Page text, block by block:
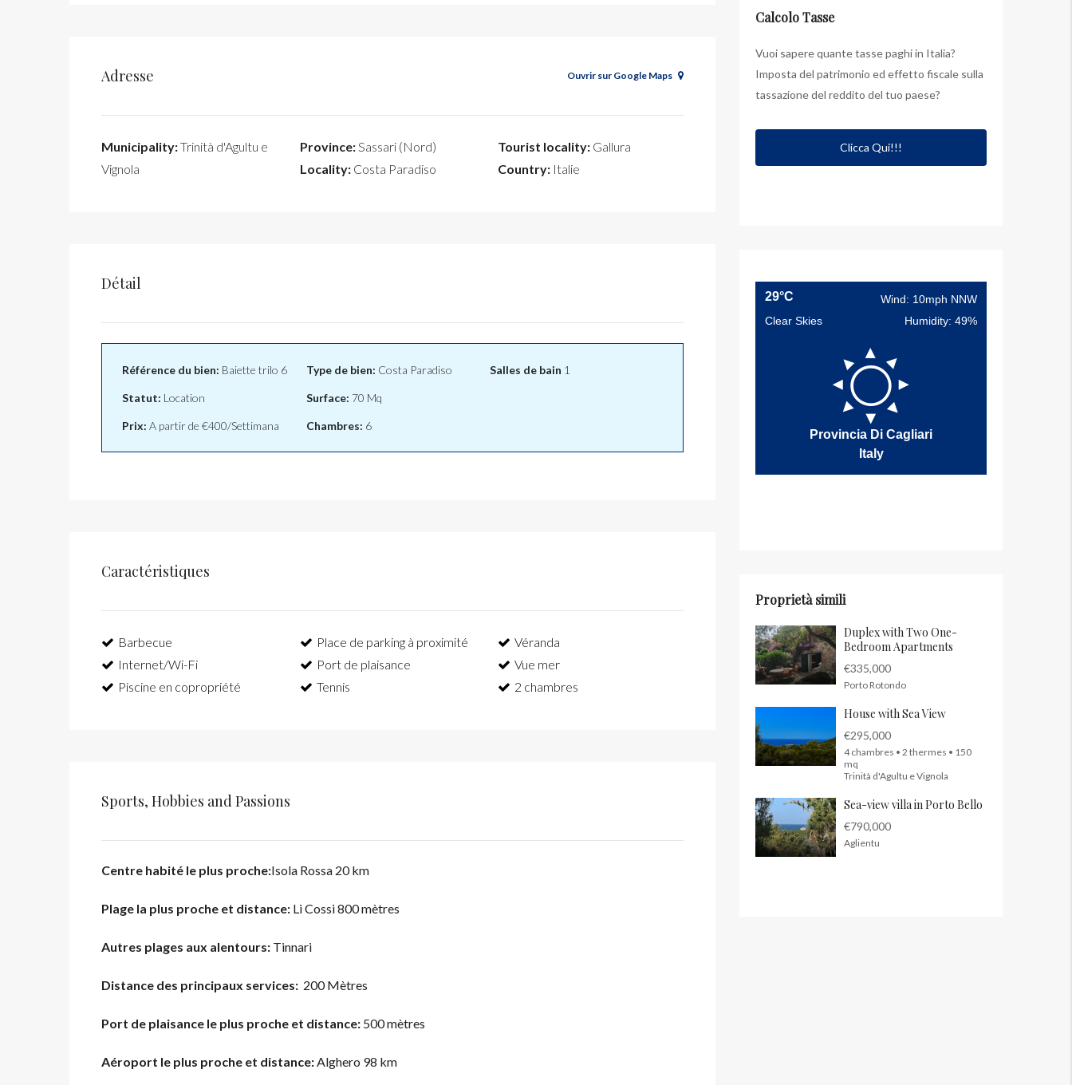
Adresse Ouvrir sur Google Maps
Municipality:Trinità d'Agultu e
Vignola
Province:Sassari (Nord)
Locality:Costa Paradiso
Tourist locality: Gallura
Country: Italie
Détail
Référence du bien: Baiette trilo 6
Statut: Location
Prix: A partir de €400/Settimana
Type de bien: Costa Paradiso
Surface: 70 Mq
Chambres: 6
Salles de bain 1
Caractéristiques
Barbecue
Internet/Wi-Fi
Piscine en copropriété
Place de parking à proximité
Port de plaisance
Tennis
Véranda
Vue mer
2 chambres
Sports, Hobbies and Passions
Centre habité le plus proche:Isola Rossa 20 km
Plage la plus proche et distance: Li Cossi 800 mètres
Autres plages aux alentours: Tinnari
Distance des principaux services: 200 Mètres
Port de plaisance le plus proche et distance: 500 mètres
Aéroport le plus proche et distance:Alghero 98 km
Calcolo Tasse
Vuoi sapere quante tasse paghi in Italia?
Imposta del patrimonio ed effetto fiscale sulla
tassazione del reddito del tuo paese?
Clicca Qui!!!
29°C
Wind: 10mph NNW
Clear Skies
Humidity: 49%
Provincia Di Cagliari
Italy
Proprietà simili
Duplex with Two One-
Bedroom Apartments
€335,000
Porto Rotondo
House with Sea View
€295,000
4 chambres • 2 thermes • 150
mq
Trinità d'Agultu e Vignola
Sea-view villa in Porto Bello
€790,000
Aglientu